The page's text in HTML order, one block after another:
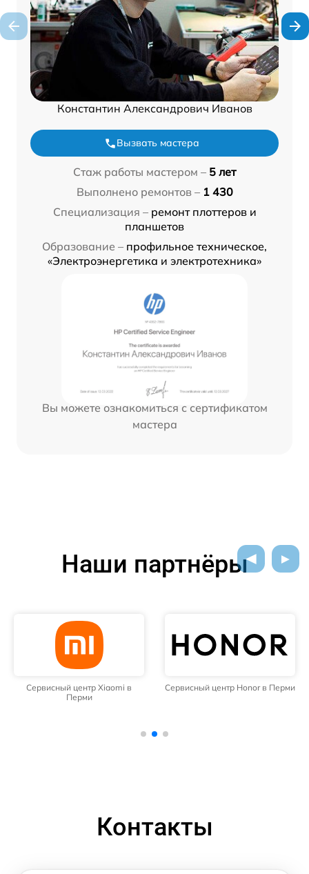
Константин Александрович Иванов
Вызвать мастера
Стаж работы мастером – 5 лет
Выполнено ремонтов – 1 430
Специализация – ремонт плоттеров и
планшетов
Образование – профильное техническое,
«Электроэнергетика и электротехника»
Вы можете ознакомиться с сертификатом
мастера
Наши партнёры
Сервисный центр Xiaomi в
Перми
Сервисный центр Honor в Перми
Контакты